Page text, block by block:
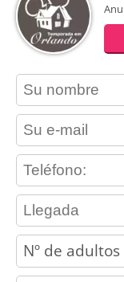
contact_name
contact_email
contact_phone
adults